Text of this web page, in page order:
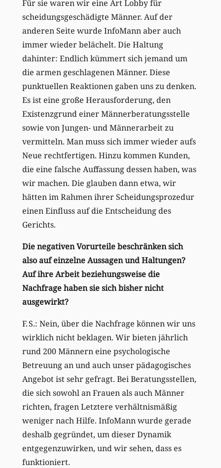
Für sie waren wir eine Art Lobby für
scheidungsgeschädigte Männer. Auf der
anderen Seite wurde InfoMann aber auch
immer wieder belächelt. Die Haltung
dahinter: Endlich kümmert sich jemand um
die armen geschlagenen Männer. Diese
punktuellen Reaktionen gaben uns zu denken.
Es ist eine große Herausforderung, den
Existenzgrund einer Männerberatungsstelle
sowie von Jungen- und Männerarbeit zu
vermitteln. Man muss sich immer wieder aufs
Neue rechtfertigen. Hinzu kommen Kunden,
die eine falsche Auffassung dessen haben, was
wir machen. Die glauben dann etwa, wir
hätten im Rahmen ihrer Scheidungsprozedur
einen Einfluss auf die Entscheidung des
Gerichts.
Die negativen Vorurteile beschränken sich
also auf einzelne Aussagen und Haltungen?
Auf ihre Arbeit beziehungsweise die
Nachfrage haben sie sich bisher nicht
ausgewirkt?
F. S.: Nein, über die Nachfrage können wir uns
wirklich nicht beklagen. Wir bieten jährlich
rund 200 Männern eine psychologische
Betreuung an und auch unser pädagogisches
Angebot ist sehr gefragt. Bei Beratungsstellen,
die sich sowohl an Frauen als auch Männer
richten, fragen Letztere verhältnismäßig
weniger nach Hilfe. InfoMann wurde gerade
deshalb gegründet, um dieser Dynamik
entgegenzuwirken, und wir sehen, dass es
funktioniert.